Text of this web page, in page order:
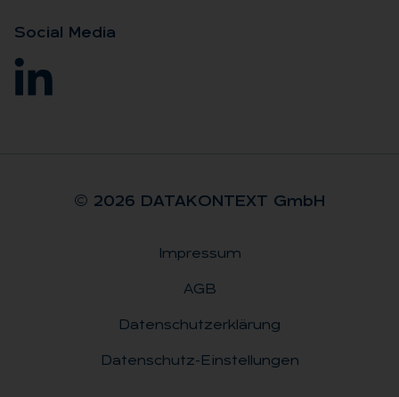
So­ci­al Me­dia
© 2026 DA­TA­KON­TEXT GmbH
Impressum
AGB
Datenschutzerklärung
Datenschutz-Einstellungen